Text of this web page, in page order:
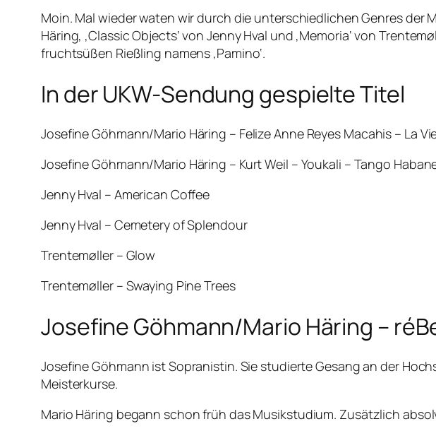
Moin. Mal wieder waten wir durch die unterschiedlichen Genres der
Häring, ‚Classic Objects‘ von Jenny Hval und ‚Memoria‘ von
fruchtsüßen Rießling namens ‚Pamino‘.
In der UKW-Sendung gespielte Titel
Josefine Göhmann/Mario Häring – Felize Anne Reyes Macahis – La
Josefine Göhmann/Mario Häring – Kurt Weil – Youkali – Tango
Jenny Hval – American Coffee
Jenny Hval – Cemetery of Splendour
Trentemøller – Glow
Trentemøller – Swaying Pine Trees
Josefine Göhmann/Mario Häring –
Josefine Göhmann ist Sopranistin. Sie studierte Gesang an der
Meisterkurse.
Mario Häring begann schon früh das Musikstudium. Zusätzlich